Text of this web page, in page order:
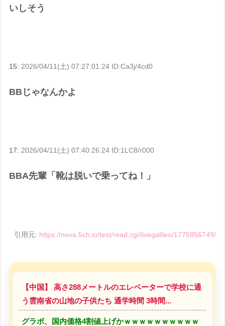
いしそう
15: 2026/04/11(土) 07:27:01.24 ID:Ca3j/4cd0
BBじゃなんかよ
17: 2026/04/11(土) 07:40:26.24 ID:1LC8/r000
BBA先輩「靴は脱いで乗ってね！」
引用元: https://nova.5ch.io/test/read.cgi/livegalileo/1775856749/
【中国】 高さ288メートルのエレベーターで学校に通
う雲南省の山地の子供たち 通学時間 3時間...
グラボ、国内価格4割値上げかｗｗｗｗｗｗｗｗｗｗ